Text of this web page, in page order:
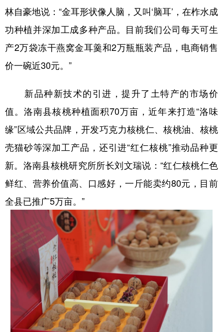
林自豪地说：“金耳形状像人脑，又叫‘脑耳’，在柞水成
功种植并深加工成多种产品。目前我们公司每天可生
产2万袋冻干燕窝金耳羹和2万瓶瓶装产品，电商销售
价一碗近30元。”
新品种新技术的引进，提升了土特产的市场价
值。洛南县核桃种植面积70万亩，近年来打造“洛味
缘”区域公共品牌，开发巧克力核桃仁、核桃油、核桃
壳猫砂等深加工产品，还引进“红仁核桃”推动品种更
新。洛南县核桃研究所所长刘文瑞说：“红仁核桃仁色
鲜红、营养价值高、口感好，一斤能卖约80元，目前
全县已推广5万亩。”